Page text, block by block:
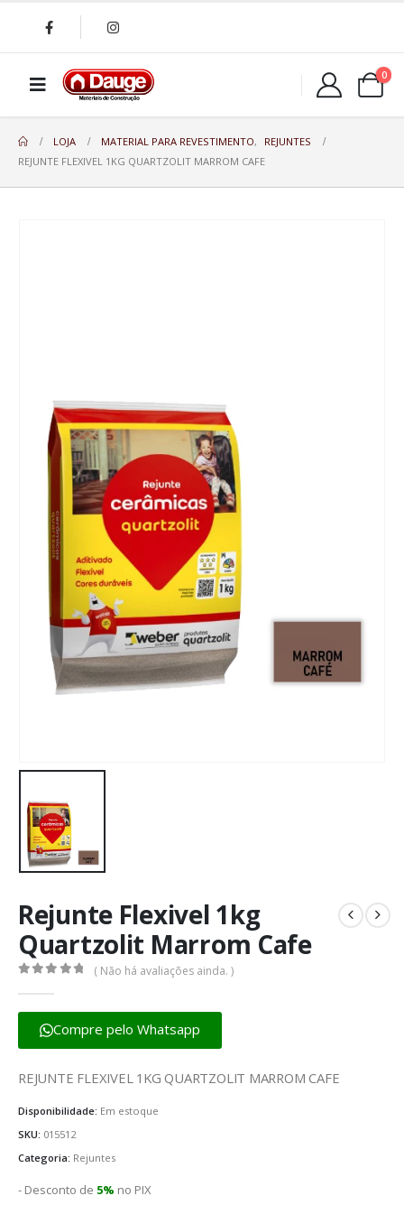
0
LOJA MATERIAL PARA REVESTIMENTO,
REJUNTES
REJUNTE FLEXIVEL 1KG QUARTZOLIT MARROM CAFE
Rejunte Flexivel 1kg
Quartzolit Marrom Cafe
( Não há avaliações ainda. )
Compre pelo Whatsapp
REJUNTE FLEXIVEL 1KG QUARTZOLIT MARROM CAFE
Disponibilidade: Em estoque
SKU: 015512
Categoria: Rejuntes
- Desconto de 5% no PIX